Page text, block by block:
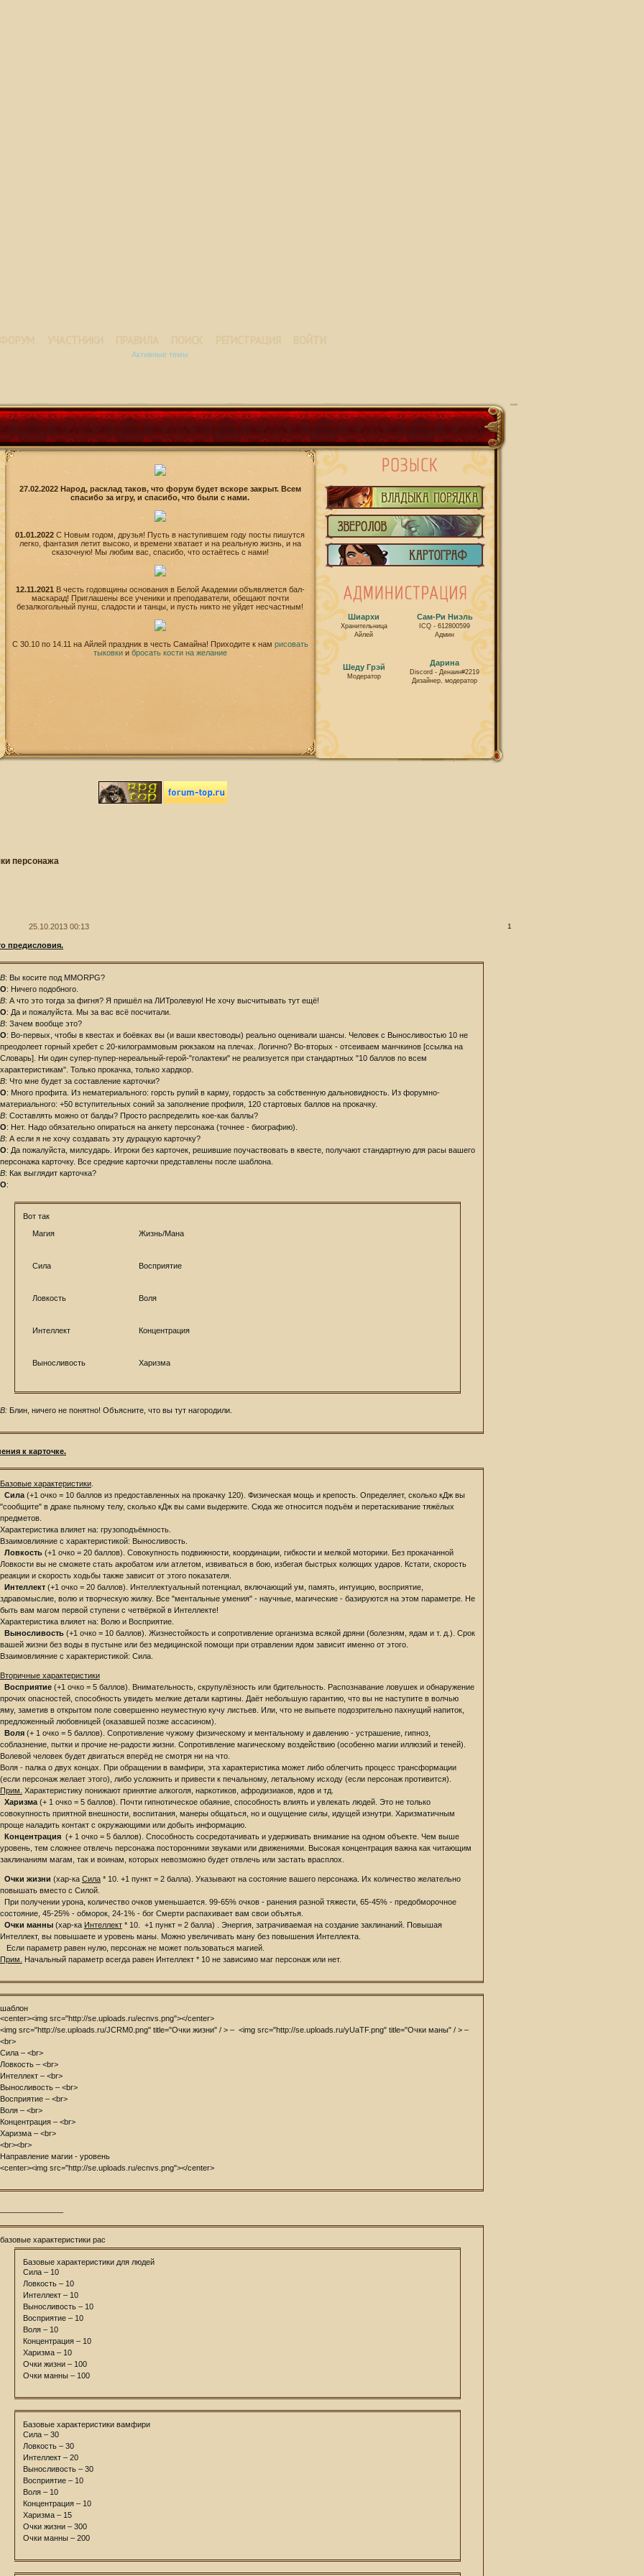
Активные темы
27.02.2022 Народ, расклад таков, что форум будет вскоре закрыт. Всем
спасибо за игру, и спасибо, что были с нами.
01.01.2022 С Новым годом, друзья! Пусть в наступившем году посты пишутся
легко, фантазия летит высоко, и времени хватает и на реальную жизнь, и на
сказочную! Мы любим вас, спасибо, что остаётесь с нами!
12.11.2021
В честь годовщины основания в Белой Академии объявляется бал-
маскарад! Приглашены все ученики и преподаватели, обещают почти
безалкогольный пунш, сладости и танцы, и пусть никто не уйдет несчастным!
С 30.10 по 14.11 на Айлей праздник в честь Самайна! Приходите к нам рисовать
тыковкии бросать кости на желание
Шиархи
Хранительница
Айлей
Сам-Ри Ниэль
ICQ - 612800599
Админ
Шеду Грэй
Модератор
Дарина
Discord - Денаин#2219
Дизайнер, модератор
персонажа
1
25.10.2013 00:13
предисловия.
В: Вы косите под MMORPG?
O: Ничего подобного.
В: А что это тогда за фигня? Я пришёл на ЛИТролевую! Не хочу высчитывать тут ещё!
O: Да и пожалуйста. Мы за вас всё посчитали.
В: Зачем вообще это?
O: Во-первых, чтобы в квестах и боёвках вы (и ваши квестоводы) реально оценивали шансы. Человек с Выносливостью 10 не
преодолеет горный хребет с 20-килограммовым рюкзаком на плечах. Логично? Во-вторых - отсеиваем манчкинов [ссылка на
Словарь]. Ни один супер-пупер-нереальный-герой-"голактеки" не реализуется при стандартных "10 баллов по всем
характеристикам". Только прокачка, только хардкор.
В: Что мне будет за составление карточки?
О: Много профита. Из нематериального: горсть рупий в карму, гордость за собственную дальновидность. Из форумно-
материального: +50 вступительных соний за заполнение профиля, 120 стартовых баллов на прокачку.
В: Составлять можно от балды? Просто распределить кое-как баллы?
О: Нет. Надо обязательно опираться на анкету персонажа (точнее - биографию).
В: А если я не хочу создавать эту дурацкую карточку?
О: Да пожалуйста, милсударь. Игроки без карточек, решившие поучаствовать в квесте, получают стандартную для расы вашего
персонажа карточку. Все средние карточки представлены после шаблона.
В: Как выглядит карточка?
О:
Вот так
Магия
Жизнь/Мана
Сила Восприятие
Ловкость Воля
Интеллект Концентрация
Выносливость Харизма
В:Блин, ничего не понятно! Объясните, что вы тут нагородили.
к карточке.
Базовые характеристики.
Сила(+1 очко = 10 баллов из предоставленных на прокачку 120). Физическая мощь и крепость. Определяет, сколько кДж вы
"сообщите" в драке пьяному телу, сколько кДж вы сами выдержите. Сюда же относится подъём и перетаскивание тяжёлых
предметов.
Характеристика влияет на: грузоподъёмность.
Взаимовлияние с характеристикой: Выносливость.
Ловкость(+1 очко = 20 баллов). Совокупность подвижности, координации, гибкости и мелкой моторики. Без прокачанной
Ловкости вы не сможете стать акробатом или атлетом, извиваться в бою, избегая быстрых колющих ударов. Кстати, скорость
реакции и скорость ходьбы также зависит от этого показателя.
Интеллект(+1 очко = 20 баллов). Интеллектуальный потенциал, включающий ум, память, интуицию, восприятие,
здравомыслие, волю и творческую жилку. Все "ментальные умения" - научные, магические - базируются на этом параметре. Не
быть вам магом первой ступени с четвёркой в Интеллекте!
Характеристика влияет на: Волю и Восприятие.
Выносливость(+1 очко = 10 баллов). Жизнестойкость и сопротивление организма всякой дряни (болезням, ядам и т. д.). Срок
вашей жизни без воды в пустыне или без медицинской помощи при отравлении ядом зависит именно от этого.
Взаимовлияние с характеристикой: Сила.
Вторичные характеристики
Восприятие(+1 очко = 5 баллов). Внимательность, скрупулёзность или бдительность. Распознавание ловушек и обнаружение
прочих опасностей, способность увидеть мелкие детали картины. Даёт небольшую гарантию, что вы не наступите в волчью
яму, заметив в открытом поле совершенно неуместную кучу листьев. Или, что не выпьете подозрительно пахнущий напиток,
предложенный любовницей (оказавшей позже ассасином).
Воля(+ 1 очко = 5 баллов). Сопротивление чужому физическому и ментальному и давлению - устрашение, гипноз,
соблазнение, пытки и прочие не-радости жизни. Сопротивление магическому воздействию (особенно магии иллюзий и теней).
Волевой человек будет двигаться вперёд не смотря ни на что.
Воля - палка о двух концах. При обращении в вамфири, эта характеристика может либо облегчить процесс трансформации
(если персонаж желает этого), либо усложнить и привести к печальному, летальному исходу (если персонаж противится).
Прим. Характеристику понижают принятие алкоголя, наркотиков, афродизиаков, ядов и тд.
Харизма(+ 1 очко = 5 баллов). Почти гипнотическое обаяние, способность влиять и увлекать людей. Это не только
совокупность приятной внешности, воспитания, манеры общаться, но и ощущение силы, идущей изнутри. Харизматичным
проще наладить контакт с окружающими или добыть информацию.
Концентрация(+ 1 очко = 5 баллов). Способность сосредотачивать и удерживать внимание на одном объекте. Чем выше
уровень, тем сложнее отвлечь персонажа посторонними звуками или движениями. Высокая концентрация важна как читающим
заклинаниям магам, так и воинам, которых невозможно будет отвлечь или застать врасплох.
Очки жизни (хар-ка Сила* 10. +1 пункт = 2 балла). Указывают на состояние вашего персонажа. Их количество желательно
повышать вместо с Силой.
При получении урона, количество очков уменьшается. 99-65% очков - ранения разной тяжести, 65-45% - предобморочное
состояние, 45-25% - обморок, 24-1% - бог Смерти распахивает вам свои объятья.
Очки манны(хар-ка Интеллект* 10. +1 пункт = 2 балла) . Энергия, затрачиваемая на создание заклинаний. Повышая
Интеллект, вы повышаете и уровень маны. Можно увеличивать ману без повышения Интеллекта.
Если параметр равен нулю, персонаж не может пользоваться магией.
Прим.
Начальный параметр всегда равен Интеллект * 10 не зависимо маг персонаж или нет.
шаблон
<center><img src="http://se.uploads.ru/ecnvs.png"></center>
<img src="http://se.uploads.ru/JCRM0.png" title="Очки жизни" / > – <img src="http://se.uploads.ru/yUaTF.png" title="Очки маны" / > –
<br>
Сила – <br>
Ловкость – <br>
Интеллект – <br>
Выносливость – <br>
Восприятие – <br>
Воля – <br>
Концентрация – <br>
Харизма – <br>
<br><br>
Направление магии - уровень
<center><img src="http://se.uploads.ru/ecnvs.png"></center>
базовые характеристики рас
Базовые характеристики для людей
Сила – 10
Ловкость – 10
Интеллект – 10
Выносливость – 10
Восприятие – 10
Воля – 10
Концентрация – 10
Харизма – 10
Очки жизни – 100
Очки манны – 100
Базовые характеристики вамфири
Сила – 30
Ловкость – 30
Интеллект – 20
Выносливость – 30
Восприятие – 10
Воля – 10
Концентрация – 10
Харизма – 15
Очки жизни – 300
Очки манны – 200